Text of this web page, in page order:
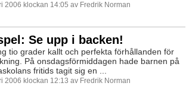
2006 klockan 14:05 av Fredrik Norman
Se upp i backen!
tio grader kallt och perfekta förhållanden för
På onsdagsförmiddagen hade barnen på
fritids tagit sig en ...
2006 klockan 12:13 av Fredrik Norman